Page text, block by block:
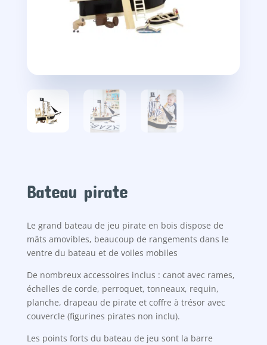
Bateau pirate
Le grand bateau de jeu pirate en bois dispose de
mâts amovibles, beaucoup de rangements dans le
ventre du bateau et de voiles mobiles
De nombreux accessoires inclus : canot avec rames,
échelles de corde, perroquet, tonneaux, requin,
planche, drapeau de pirate et coffre à trésor avec
couvercle (figurines pirates non inclu).
Les points forts du bateau de jeu sont la barre